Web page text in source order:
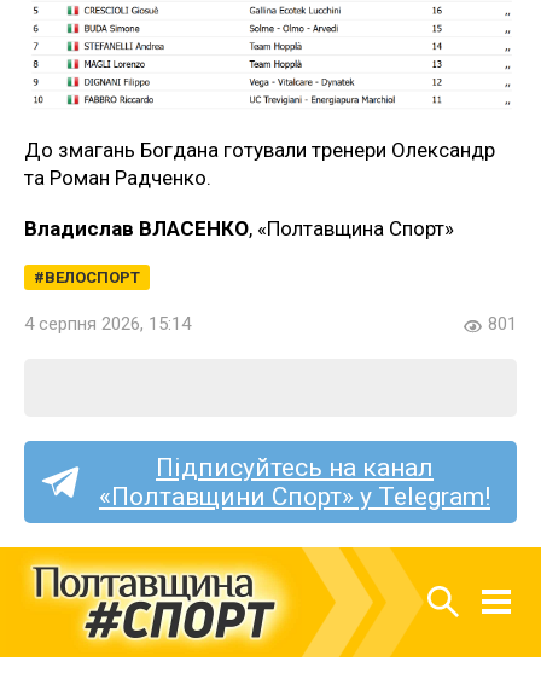
До змагань Богдана готували тренери Олександр
та Роман Радченко.
Владислав ВЛАСЕНКО, «Полтавщина Спорт»
ВЕЛОСПОРТ
4 серпня 2026, 15:14 801
Підписуйтесь на канал
«Полтавщини Спорт» у Telegram!